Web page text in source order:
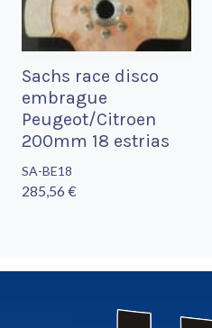
Sachs race disco
embrague
Peugeot/Citroen
200mm 18 estrias
SA-BE18
285,56 €